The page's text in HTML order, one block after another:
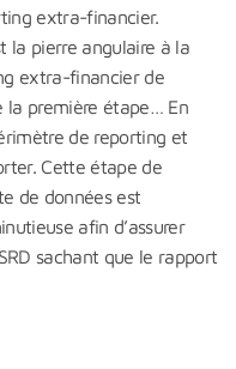
extra-financier.
la pierre angulaire à la
extra-financier de
la première étape… En
de reporting et
Cette étape de
de données est
afin d’assurer
sachant que le rapport